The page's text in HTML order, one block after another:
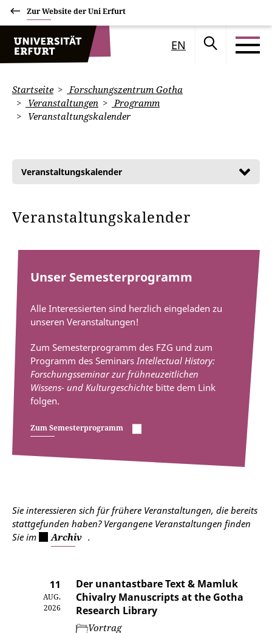
Zur Website der Uni Erfurt
EN
Startseite
Forschungszentrum Gotha
Veranstaltungen
Programm
Veranstaltungskalender
Veranstaltungskalender
Veranstaltungskalender
Unser Semesterprogramm
Alle Interessierten sind herzlich eingeladen zu
unseren Veranstaltungen!
Zum Semesterprogramm des FZG und zum
Programm des SeminarsIntellectual History:
Forschungsseminar zur frühneuzeitlichen
Wissens- und Kulturgeschichte bitte dem Link
folgen.
Zum Semesterprogramm
Sie interessieren sich für frühere Veranstaltungen, die bereits
stattgefunden haben? Vergangene Veranstaltungen finden
Sie im
Archiv .
11
AUG.
2026
Der unantastbare Text & Mamluk
Chivalry Manuscripts at the Gotha
Research Library
Vortrag